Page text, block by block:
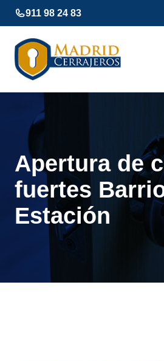
Saltar
al
contenido
911 98 24 83
Apertura de
fuertes
Estación